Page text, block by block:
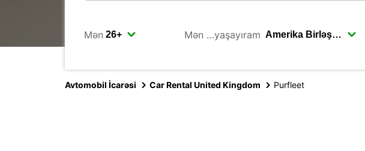
Mən Mən …yaşayıram
Avtomobil İcarəsi Car Rental United Kingdom Purfleet